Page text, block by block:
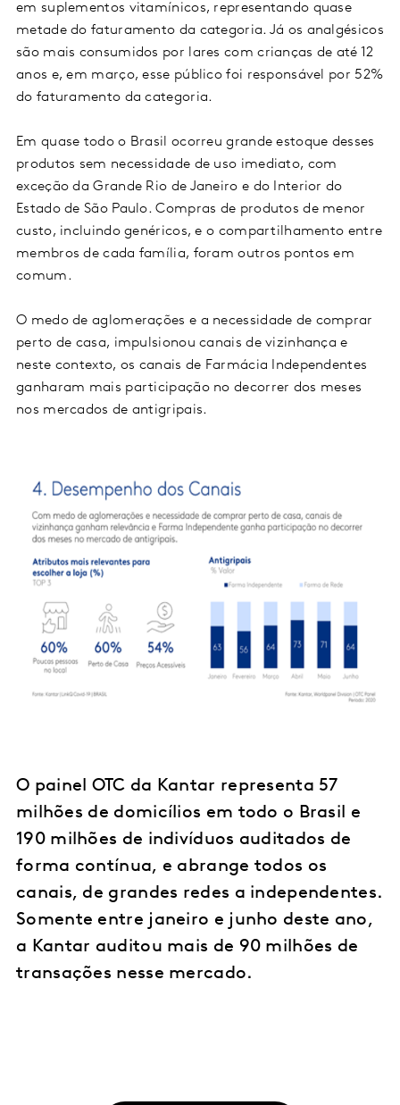
em suplementos vitamínicos, representando quase
metade do faturamento da categoria. Já os analgésicos
são mais consumidos por lares com crianças de até 12
anos e, em março, esse público foi responsável por 52%
do faturamento da categoria.
Em quase todo o Brasil ocorreu grande estoque desses
produtos sem necessidade de uso imediato, com
exceção da Grande Rio de Janeiro e do Interior do
Estado de São Paulo. Compras de produtos de menor
custo, incluindo genéricos, e o compartilhamento entre
membros de cada família, foram outros pontos em
comum.
O medo de aglomerações e a necessidade de comprar
perto de casa, impulsionou canais de vizinhança e
neste contexto, os canais de Farmácia Independentes
ganharam mais participação no decorrer dos meses
nos mercados de antigripais.
O painel OTC da Kantar representa 57
milhões de domicílios em todo o Brasil e
190 milhões de indivíduos auditados de
forma contínua, e abrange todos os
canais, de grandes redes a independentes.
Somente entre janeiro e junho deste ano,
a Kantar auditou mais de 90 milhões de
transações nesse mercado.